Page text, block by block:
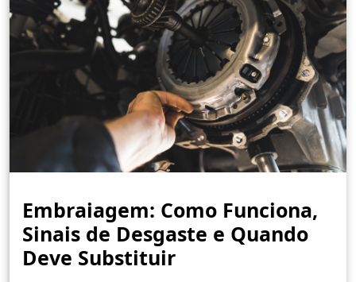
Embraiagem: Como Funciona,
Sinais de Desgaste e Quando
Deve Substituir